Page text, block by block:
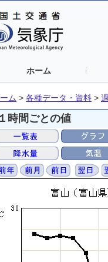
ホーム
ム > 各種データ・資料 >
１時間ごとの値